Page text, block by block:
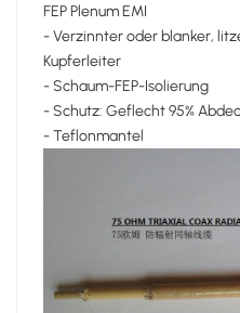
FEP Plenum EMI
- Verzinnter oder blanker,
Kupferleiter
- Schaum-FEP-Isolierung
- Schutz: Geflecht 95%
- Teflonmantel